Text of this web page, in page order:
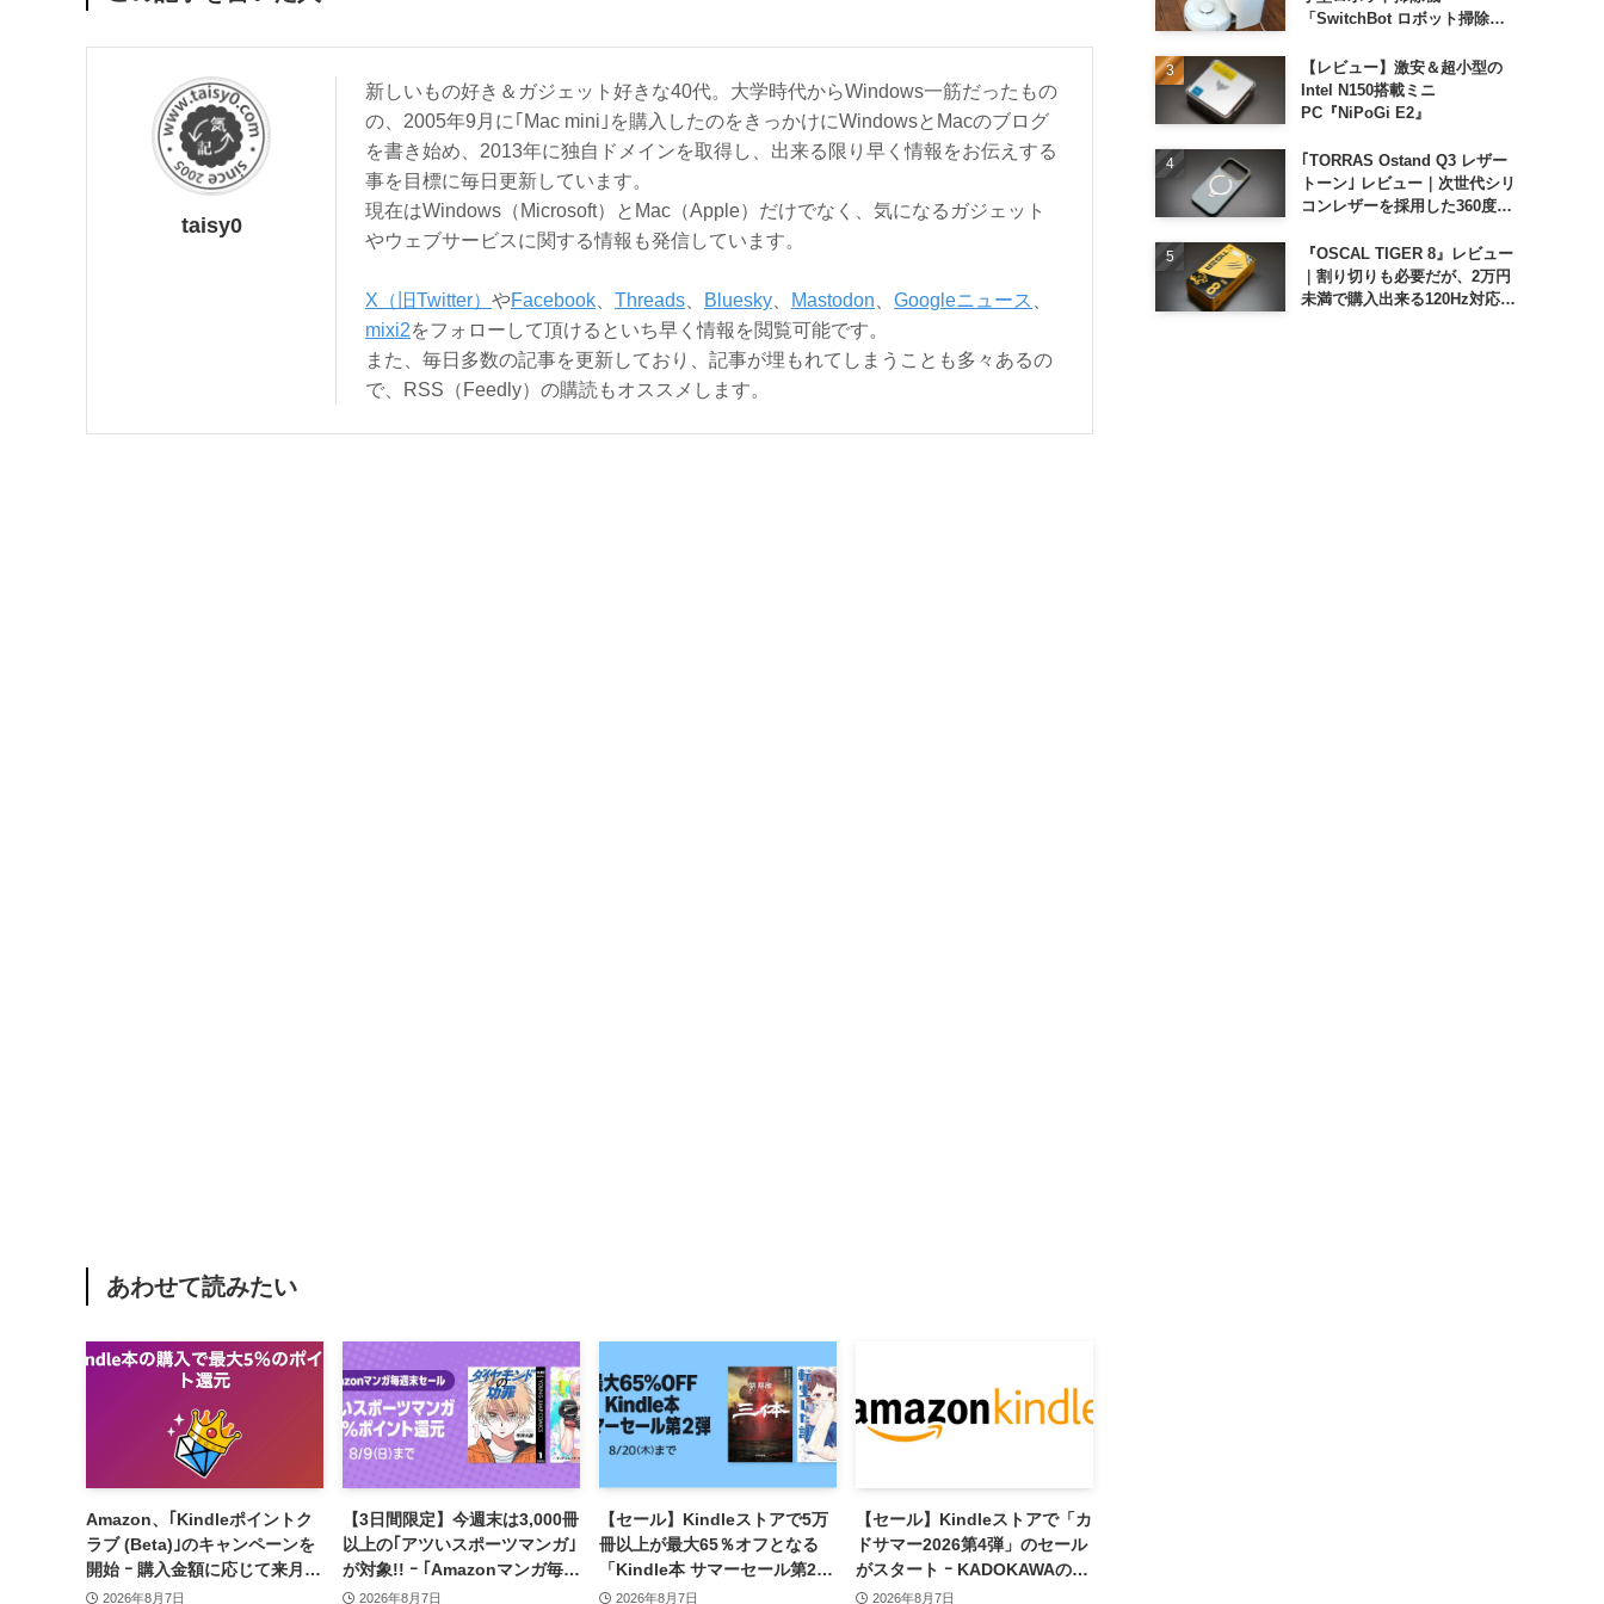
taisy0
新しいもの好き＆ガジェット好きな40代。大学時代からWindows一筋だったもの
の、2005年9月に｢Mac mini｣を購入したのをきっかけにWindowsとMacのブログ
を書き始め、2013年に独自ドメインを取得し、出来る限り早く情報をお伝えする
事を目標に毎日更新しています。
現在はWindows（Microsoft）とMac（Apple）だけでなく、気になるガジェット
やウェブサービスに関する情報も発信しています。
X（旧Twitter） やFacebook Threads Bluesky Mastodon Googleニュース
mixi2をフォローして頂けるといち早く情報を閲覧可能です。
また、毎日多数の記事を更新しており、記事が埋もれてしまうことも多々あるの
で、RSS（Feedly）の購読もオススメします。
あわせて読みたい
Amazon、｢Kindleポイントク
ラブ (Beta)｣のキャンペーンを
開始 ｰ 購入金額に応じて来月の
ポイント還元率アップ
2026年8月7日
【3日間限定】今週末は3,000冊
以上の｢アツいスポーツマンガ｣
が対象!! ｰ ｢Amazonマンガ毎週
末セール｣がスタート
2026年8月7日
【セール】Kindleストアで5万
冊以上が最大65％オフとなる
「Kindle本 サマーセール第2
弾」がスタート
2026年8月7日
【セール】Kindleストアで「カ
ドサマー2026第4弾」のセール
がスタート ｰ KADOKAWAの
Kindle本7,000冊以上が最大
2026年8月7日
「SwitchBot ロボット掃除機
【レビュー】激安＆超小型の
Intel N150搭載ミニ
PC『NiPoGi E2』
｢TORRAS Ostand Q3 レザー
トーン｣ レビュー｜次世代シリ
コンレザーを採用した360度回
『OSCAL TIGER 8』レビュー
｜割り切りも必要だが、2万円
未満で購入出来る120Hz対応大